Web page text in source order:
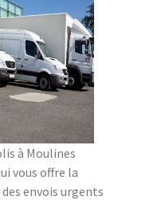
à Moulines
vous offre la
envois urgents